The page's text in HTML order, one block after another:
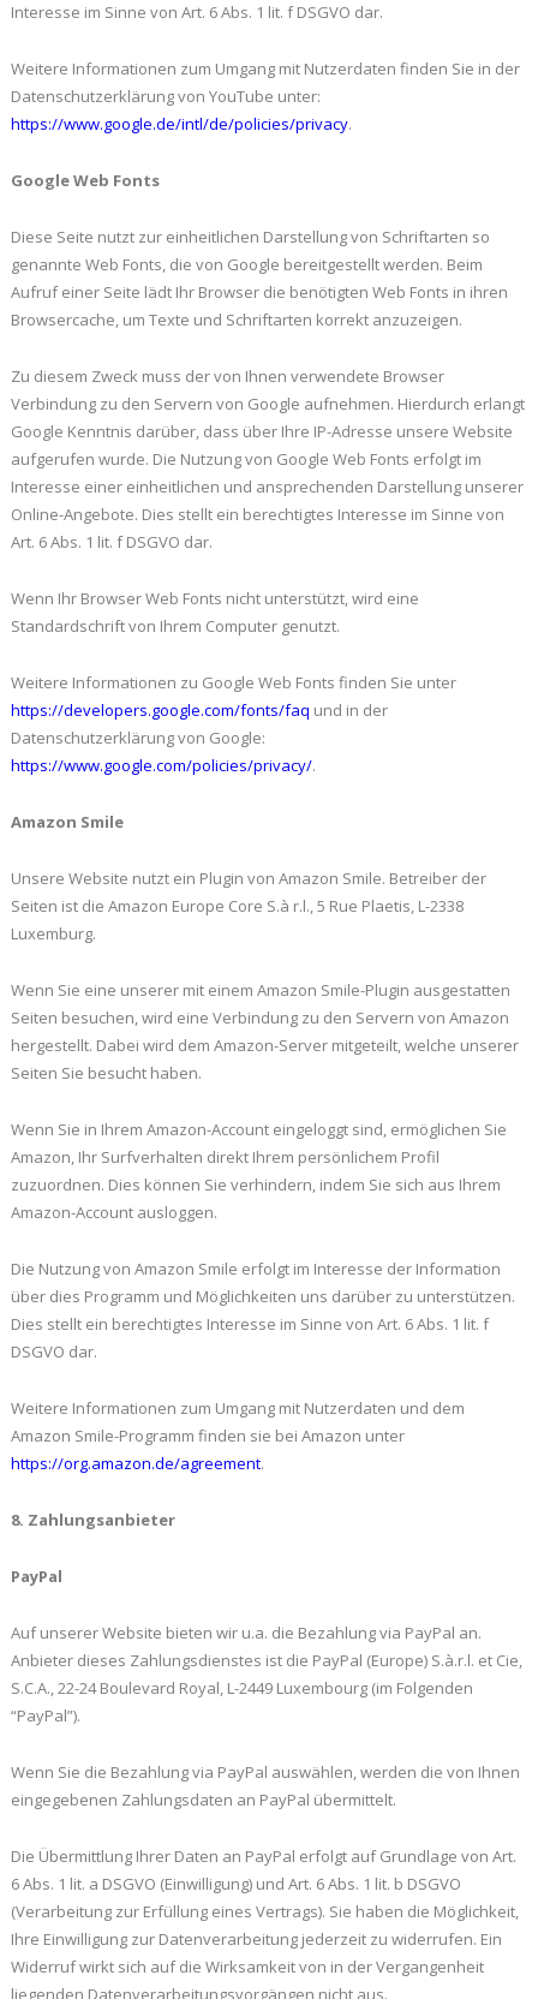
Interesse im Sinne von Art. 6 Abs. 1 lit. f DSGVO dar.
Weitere Informationen zum Umgang mit Nutzerdaten finden Sie in der
Datenschutzerklärung von YouTube unter:
https://www.google.de/intl/de/policies/privacy.
Google Web Fonts
Diese Seite nutzt zur einheitlichen Darstellung von Schriftarten so
genannte Web Fonts, die von Google bereitgestellt werden. Beim
Aufruf einer Seite lädt Ihr Browser die benötigten Web Fonts in ihren
Browsercache, um Texte und Schriftarten korrekt anzuzeigen.
Zu diesem Zweck muss der von Ihnen verwendete Browser
Verbindung zu den Servern von Google aufnehmen. Hierdurch erlangt
Google Kenntnis darüber, dass über Ihre IP-Adresse unsere Website
aufgerufen wurde. Die Nutzung von Google Web Fonts erfolgt im
Interesse einer einheitlichen und ansprechenden Darstellung unserer
Online-Angebote. Dies stellt ein berechtigtes Interesse im Sinne von
Art. 6 Abs. 1 lit. f DSGVO dar.
Wenn Ihr Browser Web Fonts nicht unterstützt, wird eine
Standardschrift von Ihrem Computer genutzt.
Weitere Informationen zu Google Web Fonts finden Sie unter
https://developers.google.com/fonts/faq und in der
Datenschutzerklärung von Google:
https://www.google.com/policies/privacy/.
Amazon Smile
Unsere Website nutzt ein Plugin von Amazon Smile. Betreiber der
Seiten ist die Amazon Europe Core S.à r.l., 5 Rue Plaetis, L-2338
Luxemburg.
Wenn Sie eine unserer mit einem Amazon Smile-Plugin ausgestatten
Seiten besuchen, wird eine Verbindung zu den Servern von Amazon
hergestellt. Dabei wird dem Amazon-Server mitgeteilt, welche unserer
Seiten Sie besucht haben.
Wenn Sie in Ihrem Amazon-Account eingeloggt sind, ermöglichen Sie
Amazon, Ihr Surfverhalten direkt Ihrem persönlichem Profil
zuzuordnen. Dies können Sie verhindern, indem Sie sich aus Ihrem
Amazon-Account ausloggen.
Die Nutzung von Amazon Smile erfolgt im Interesse der Information
über dies Programm und Möglichkeiten uns darüber zu unterstützen.
Dies stellt ein berechtigtes Interesse im Sinne von Art. 6 Abs. 1 lit. f
DSGVO dar.
Weitere Informationen zum Umgang mit Nutzerdaten und dem
Amazon Smile-Programm finden sie bei Amazon unter
https://org.amazon.de/agreement.
8. Zahlungsanbieter
PayPal
Auf unserer Website bieten wir u.a. die Bezahlung via PayPal an.
Anbieter dieses Zahlungsdienstes ist die PayPal (Europe) S.à.r.l. et Cie,
S.C.A., 22-24 Boulevard Royal, L-2449 Luxembourg (im Folgenden
“PayPal”).
Wenn Sie die Bezahlung via PayPal auswählen, werden die von Ihnen
eingegebenen Zahlungsdaten an PayPal übermittelt.
Die Übermittlung Ihrer Daten an PayPal erfolgt auf Grundlage von Art.
6 Abs. 1 lit. a DSGVO (Einwilligung) und Art. 6 Abs. 1 lit. b DSGVO
(Verarbeitung zur Erfüllung eines Vertrags). Sie haben die Möglichkeit,
Ihre Einwilligung zur Datenverarbeitung jederzeit zu widerrufen. Ein
Widerruf wirkt sich auf die Wirksamkeit von in der Vergangenheit
liegenden Datenverarbeitungsvorgängen nicht aus.